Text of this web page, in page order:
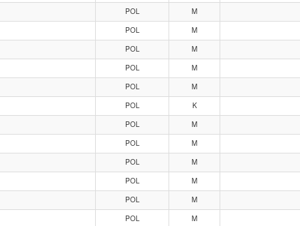
POL M
POL M
POL M
POL M
POL M
POL K
POL M
POL M
POL M
POL M
POL M
POL M